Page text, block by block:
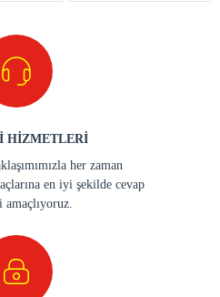
HİZMETLERİ
her zaman
en iyi şekilde cevap
amaçlıyoruz.